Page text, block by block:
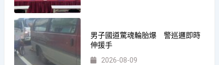
男子國道驚魂輪胎爆 警巡邏即時
伸援手
2026-08-09